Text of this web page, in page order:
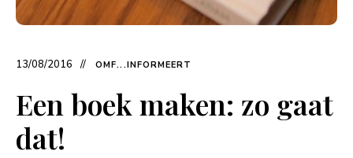
13/08/2016 OMF...INFORMEERT
Een boek maken: zo gaat
dat!